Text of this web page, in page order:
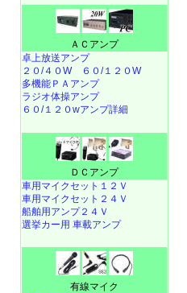
ＡＣアンプ
卓上放送アンプ
２０/４０W
６０/１２０W
多機能ＰＡアンプ
ラジオ体操アンプ
６０/１２０wアンプ詳細
ＤＣアンプ
車用マイクセット１２Ｖ
車用マイクセット２４Ｖ
船舶用アンプ２４Ｖ
選挙カー用 車載アンプ
有線マイク